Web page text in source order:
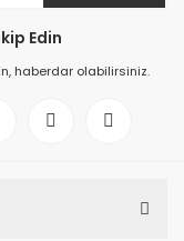
Edin
haberdar olabilirsiniz.